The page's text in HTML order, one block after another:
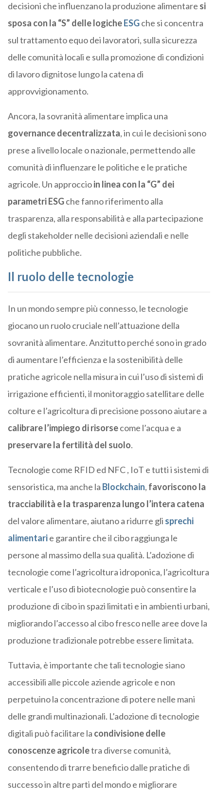
decisioni che influenzano la produzione alimentare si
sposa con la “S” delle logicheESGche si concentra
sul trattamento equo dei lavoratori, sulla sicurezza
delle comunità locali e sulla promozione di condizioni
di lavoro dignitose lungo la catena di
approvvigionamento.
Ancora, la sovranità alimentare implica una
governance decentralizzata, in cui le decisioni sono
prese a livello locale o nazionale, permettendo alle
comunità di influenzare le politiche e le pratiche
agricole. Un approccioin linea con la “G” dei
parametri ESGche fanno riferimento alla
trasparenza, alla responsabilità e alla partecipazione
degli stakeholder nelle decisioni aziendali e nelle
politiche pubbliche.
Il ruolo delle tecnologie
In un mondo sempre più connesso, le tecnologie
giocano un ruolo cruciale nell’attuazione della
sovranità alimentare. Anzitutto perché sono in grado
di aumentare l’efficienza e la sostenibilità delle
pratiche agricole nella misura in cui l’uso di sistemi di
irrigazione efficienti, il monitoraggio satellitare delle
colture e l’agricoltura di precisione possono aiutare a
calibrare l’impiego di risorsecome l’acqua e a
preservare la fertilità del suolo.
Tecnologie come RFID ed NFC , IoT e tutti i sistemi di
sensoristica, ma anche la Blockchain, favoriscono la
tracciabilità e la trasparenza lungo l’intera catena
del valore alimentare, aiutano a ridurre gli sprechi
alimentarie garantire che il cibo raggiunga le
persone al massimo della sua qualità. L’adozione di
tecnologie come l’agricoltura idroponica, l’agricoltura
verticale e l’uso di biotecnologie può consentire la
produzione di cibo in spazi limitati e in ambienti urbani,
migliorando l’accesso al cibo fresco nelle aree dove la
produzione tradizionale potrebbe essere limitata.
Tuttavia, è importante che tali tecnologie siano
accessibili alle piccole aziende agricole e non
perpetuino la concentrazione di potere nelle mani
delle grandi multinazionali. L’adozione di tecnologie
digitali può facilitare la condivisione delle
conoscenze agricoletra diverse comunità,
consentendo di trarre beneficio dalle pratiche di
successo in altre parti del mondo e migliorare